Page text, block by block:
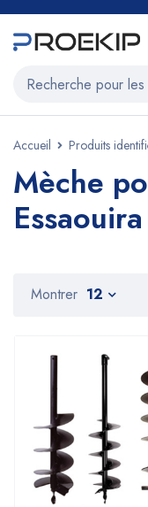
Accueil Produits
Mèche
Essaouira
Montrer 12